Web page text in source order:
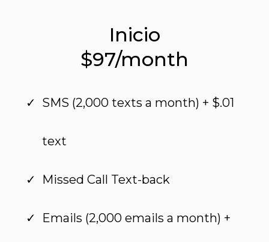
Inicio
$97/month
SMS (2,000 texts a month) + $.01
text
Missed Call Text-back
Emails (2,000 emails a month) +